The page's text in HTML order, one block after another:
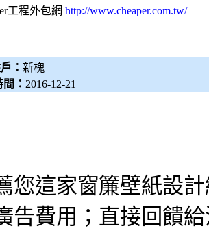
工程外包網 http://www.cheaper.com.tw/
： 新槐
： 2016-12-21
您這家窗簾壁紙設
告費用；直接回饋